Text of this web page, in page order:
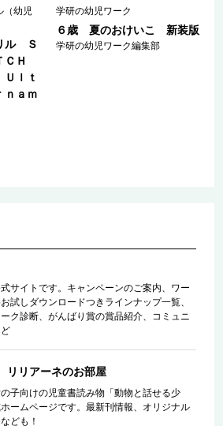
（幼児
ル Ｓ
ＣＨ
ｌｔ
ｎａｍ
学研の幼児ワーク
６歳 夏のおけいこ 新装版
学研の幼児ワーク編集部
サイトです。キャンペーンのご案内、ワー
試しダウンロードつきラインナップ一覧、
ク診断、がんばり賞の賞品紹介、コミュニ
リアーネのお部屋
子向けの児童書読み物「動物と話せる少
ームページです。最新刊情報、オリジナル
ども！